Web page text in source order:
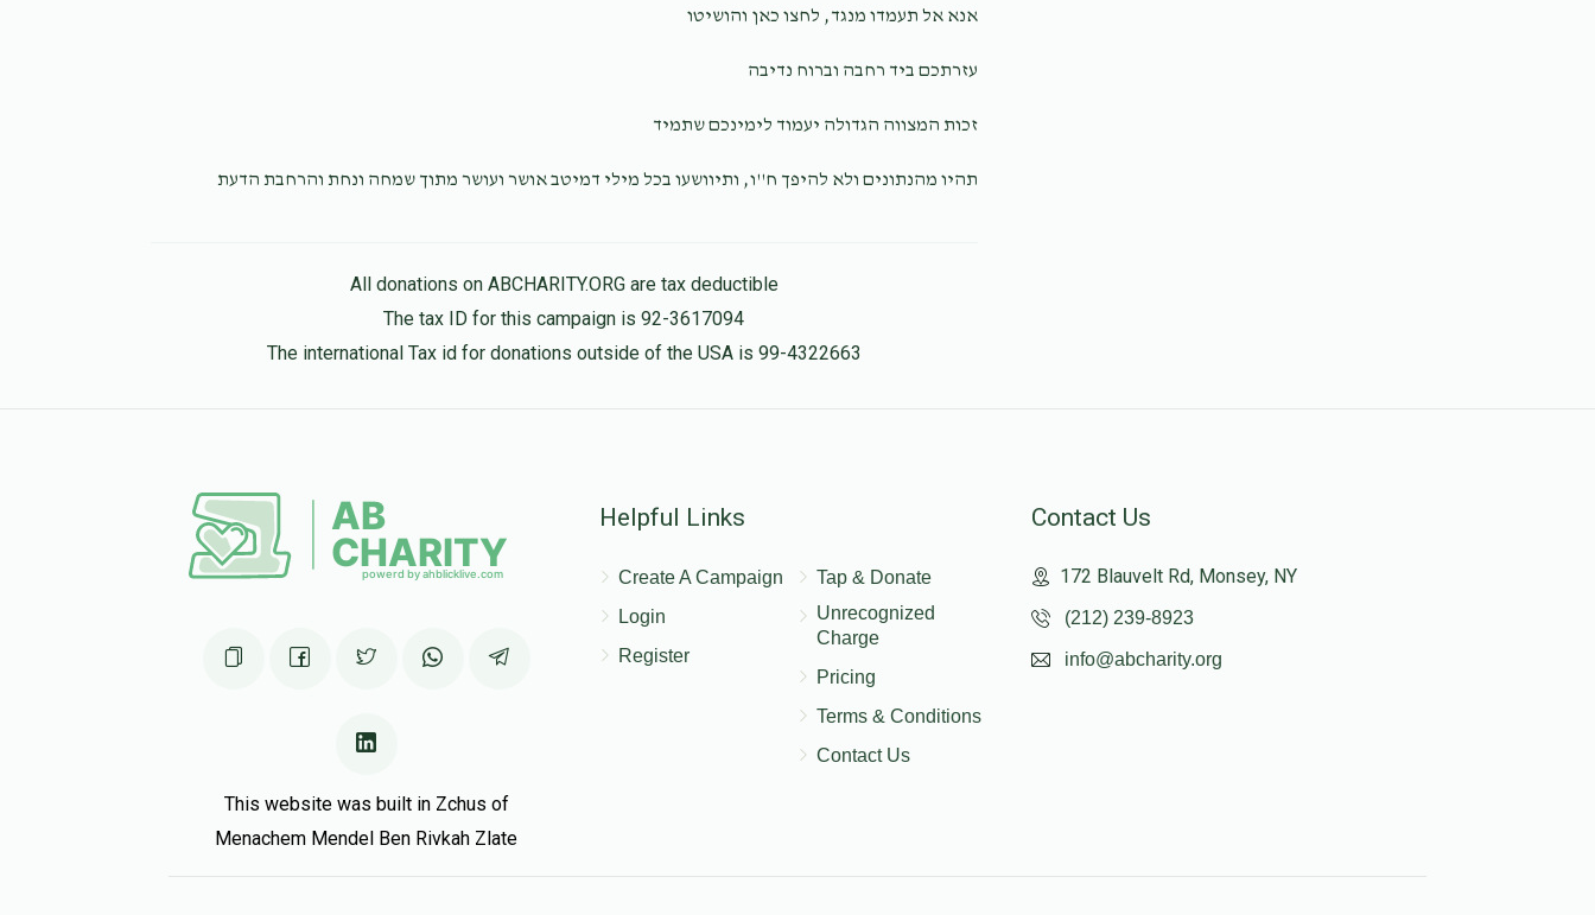
אנא אל תעמדו מנגד, לחצו כאן והושיטו
עזרתכם ביד רחבה וברוח נדיבה
זכות המצווה הגדולה יעמוד לימינכם שתמיד
תהיו מהנתונים ולא להיפך ח''ו, ותיוושעו בכל מילי דמיטב אושר ועושר מתוך שמחה ונחת והרחבת הדעת
All donations on ABCHARITY.ORG are tax deductible
The tax ID for this campaign is 92-3617094
The international Tax id for donations outside of the USA is 99-4322663
This website was built in Zchus of
Menachem Mendel Ben Rivkah Zlate
Helpful Links
Create A Campaign
Login
Register
Tap & Donate
Unrecognized
Charge
Pricing
Terms & Conditions
Contact Us
Contact Us
172 Blauvelt Rd, Monsey, NY
(212) 239-8923
info@abcharity.org